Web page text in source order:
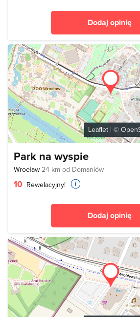
Dodaj opinię
Leaflet | ©
Park na wyspie
Wrocław 24 km od Domaniów
10 Rewelacyjny!
Dodaj opinię